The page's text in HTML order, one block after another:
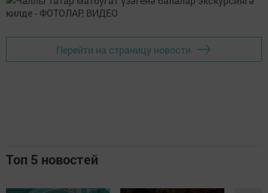
Перейти на страницу новости
Топ 5 новостей